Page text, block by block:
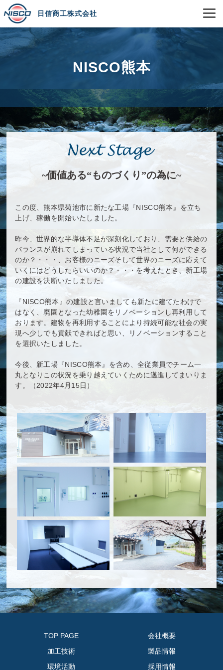
日信商工株式会社
NISCO熊本
~価値ある“ものづくり”の為に~
この度、熊本県菊池市に新たな工場『NISCO熊本』を立ち
上げ、稼働を開始いたしました。
昨今、世界的な半導体不足が深刻化しており、需要と供給の
バランスが崩れてしまっている状況で当社として何ができる
のか？・・・、お客様のニーズそして世界のニーズに応えて
いくにはどうしたらいいのか？・・・を考えたとき、新工場
の建設を決断いたしました。
『NISCO熊本』の建設と言いましても新たに建てたわけで
はなく、廃園となった幼稚園をリノベーションし再利用して
おります。建物を再利用することにより持続可能な社会の実
現へ少しでも貢献できればと思い、リノベーションすること
を選択いたしました。
今後、新工場『NISCO熊本』を含め、全従業員でチーム一
丸となりこの状況を乗り越えていくために邁進してまいりま
す。（2022年4月15日）
TOP PAGE
会社概要
加工技術
製品情報
環境活動
採用情報